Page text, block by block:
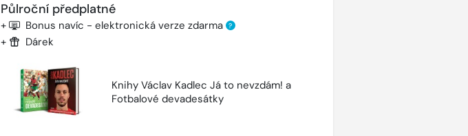
Půlroční předplatné
+ Bonus navíc - elektronická verze zdarma ?
+ Dárek
Knihy Václav Kadlec Já to nevzdám! a
Fotbalové devadesátky